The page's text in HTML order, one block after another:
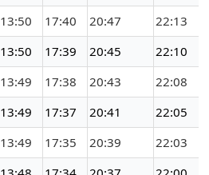
13:50 17:40 20:47
22:13
13:50 17:39 20:45
22:10
13:49 17:38 20:43
22:08
13:49 17:37 20:41
22:05
13:49 17:35 20:39
22:03